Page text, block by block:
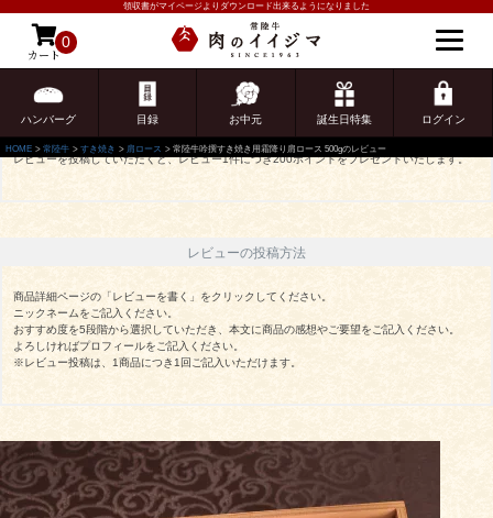
領収書がマイページよりダウンロード出来るようになりました
カート
0
ハンバーグ 目録 お中元 誕生日特集 ログイン
ゲスト 様こんにちは
ログイン
ご注文ガイド
HOME 常陸牛 すき焼き 肩ロース 常陸牛吟撰すき焼き用霜降り肩ロース 500gのレビュー
常陸牛吟撰すき焼き用霜降り肩ロース 500gのレビュー
レビューを投稿していただくと200ポイントプレゼント
レビューを投稿していただくと、レビュー1件につき200ポイントをプレゼントいたします。
レビューの投稿方法
商品詳細ページの「レビューを書く」をクリックしてください。
ニックネームをご記入ください。
おすすめ度を5段階から選択していただき、本文に商品の感想やご要望をご記入ください。
よろしければプロフィールをご記入ください。
※レビュー投稿は、1商品につき1回ご記入いただけます。